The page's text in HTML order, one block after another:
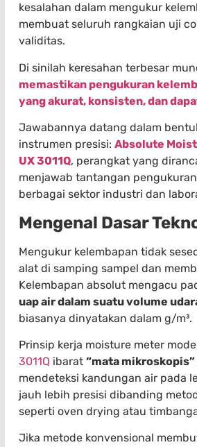
kesalahan dalam mengukur
membuat seluruh rangkaian uji
validitas.
Di sinilah keresahan terbesar
memastikan pengukuran
yang akurat, konsisten, dan
Jawabannya datang dalam
instrumen presisi: Absolute
UX 3011Q, perangkat yang
menjawab tantangan
berbagai sektor industri dan
Mengenal Dasar
Mengukur kelembapan tidak
alat di samping sampel dan
Kelembapan absolut mengacu
uap air dalam suatu volume
biasanya dinyatakan dalam g/m³.
Prinsip kerja moisture meter
3011Q ibarat “mata mikroskopis”
mendeteksi kandungan air pada
jauh lebih presisi dibanding
seperti oven drying atau
Jika metode konvensional